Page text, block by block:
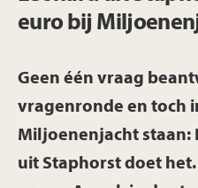
euro bij
Geen één vraag
vragenronde en toch
Miljoenenjacht staan:
uit Staphorst doet